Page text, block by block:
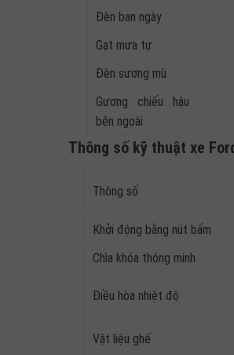
Đèn ban ngày
Gạt mưa tự
Đèn sương mù
Gương chiếu hậu
bên ngoài
Thông số kỹ thuật xe
Thông số
Khởi động bằng nút bấm
Chìa khóa thông minh
Điều hòa nhiệt độ
Vật liệu ghế